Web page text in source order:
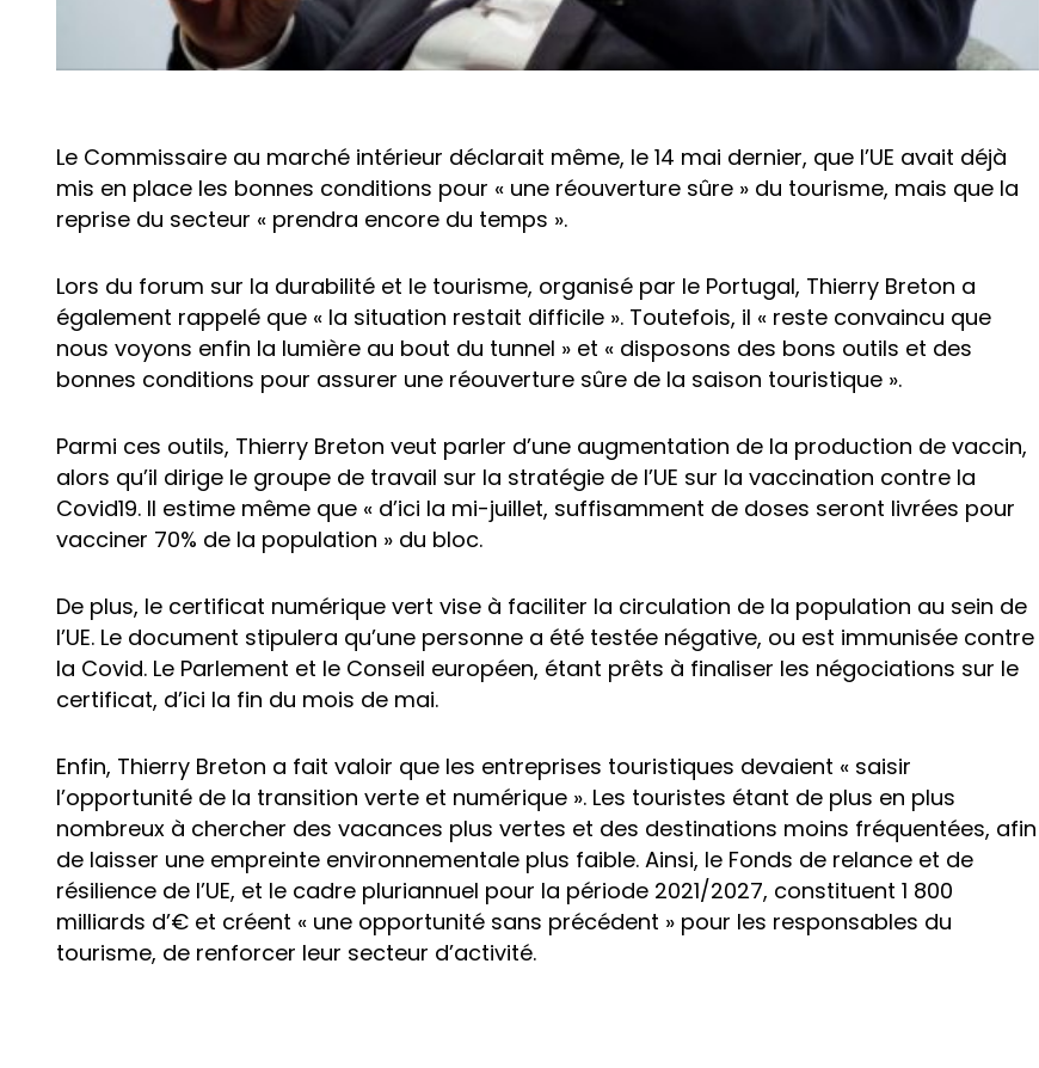
Le Commissaire au marché intérieur déclarait même, le 14 mai dernier, que l’UE avait déjà
mis en place les bonnes conditions pour « une réouverture sûre » du tourisme, mais que la
reprise du secteur « prendra encore du temps ».
Lors du forum sur la durabilité et le tourisme, organisé par le Portugal, Thierry Breton a
également rappelé que « la situation restait difficile ». Toutefois, il « reste convaincu que
nous voyons enfin la lumière au bout du tunnel » et « disposons des bons outils et des
bonnes conditions pour assurer une réouverture sûre de la saison touristique ».
Parmi ces outils, Thierry Breton veut parler d’une augmentation de la production de vaccin,
alors qu’il dirige le groupe de travail sur la stratégie de l’UE sur la vaccination contre la
Covid19. Il estime même que « d’ici la mi-juillet, suffisamment de doses seront livrées pour
vacciner 70% de la population » du bloc.
De plus, le certificat numérique vert vise à faciliter la circulation de la population au sein de
l’UE. Le document stipulera qu’une personne a été testée négative, ou est immunisée contre
la Covid. Le Parlement et le Conseil européen, étant prêts à finaliser les négociations sur le
certificat, d’ici la fin du mois de mai.
Enfin, Thierry Breton a fait valoir que les entreprises touristiques devaient « saisir
l’opportunité de la transition verte et numérique ». Les touristes étant de plus en plus
nombreux à chercher des vacances plus vertes et des destinations moins fréquentées, afin
de laisser une empreinte environnementale plus faible. Ainsi, le Fonds de relance et de
résilience de l’UE, et le cadre pluriannuel pour la période 2021/2027, constituent 1 800
milliards d’€ et créent « une opportunité sans précédent » pour les responsables du
tourisme, de renforcer leur secteur d’activité.